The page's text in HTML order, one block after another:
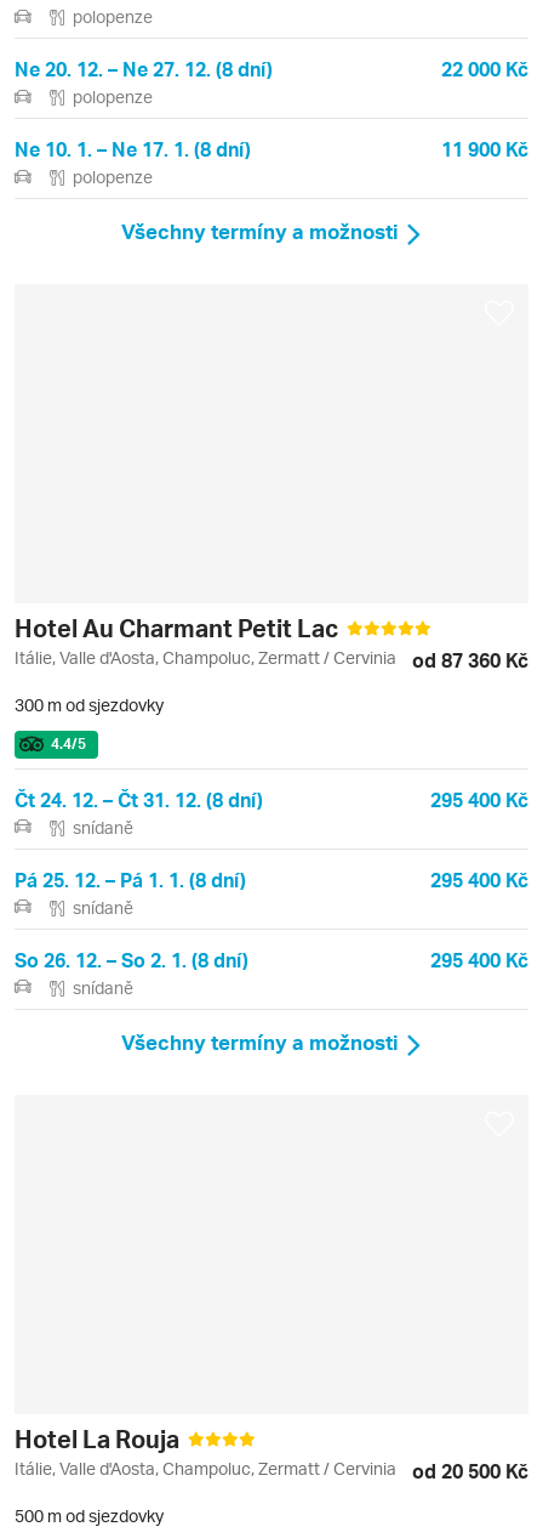
polopenze
Ne 20. 12. – Ne 27. 12. (8 dní) 22 000 Kč
polopenze
Ne 10. 1. – Ne 17. 1. (8 dní) 11 900 Kč
polopenze
Všechny termíny a možnosti
Hotel Au Charmant Petit Lac
Itálie, Valle d'Aosta, Champoluc, Zermatt / Cervinia od 87 360 Kč
300 m od sjezdovky
4.4/5
Čt 24. 12. – Čt 31. 12. (8 dní) 295 400 Kč
snídaně
Pá 25. 12. – Pá 1. 1. (8 dní) 295 400 Kč
snídaně
So 26. 12. – So 2. 1. (8 dní) 295 400 Kč
snídaně
Všechny termíny a možnosti
Hotel La Rouja
Itálie, Valle d'Aosta, Champoluc, Zermatt / Cervinia od 20 500 Kč
500 m od sjezdovky